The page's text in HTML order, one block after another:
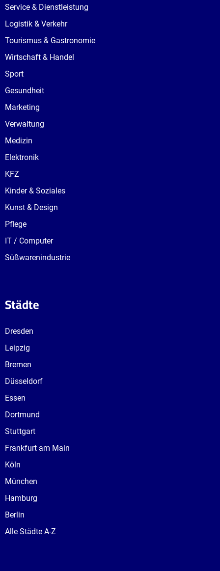
Service & Dienstleistung
Logistik & Verkehr
Tourismus & Gastronomie
Wirtschaft & Handel
Sport
Gesundheit
Marketing
Verwaltung
Medizin
Elektronik
KFZ
Kinder & Soziales
Kunst & Design
Pflege
IT / Computer
Süßwarenindustrie
Städte
Dresden
Leipzig
Bremen
Düsseldorf
Essen
Dortmund
Stuttgart
Frankfurt am Main
Köln
München
Hamburg
Berlin
Alle Städte A-Z